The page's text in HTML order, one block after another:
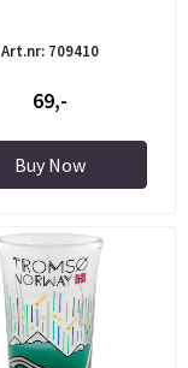
Art.nr: 709410
69,-
Buy Now